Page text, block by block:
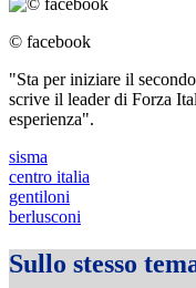
© facebook
"Sta per iniziare il
scrive il leader di Forza
esperienza".
sisma
centro italia
gentiloni
berlusconi
Sullo stesso